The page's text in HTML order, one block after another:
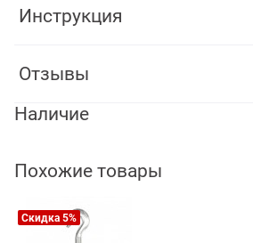
Инструкция
Отзывы
Наличие
Похожие товары
Скидка 5%